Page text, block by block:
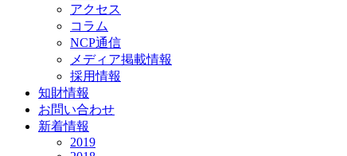
アクセス
コラム
NCP通信
メディア掲載情報
採用情報
知財情報
お問い合わせ
新着情報
2019